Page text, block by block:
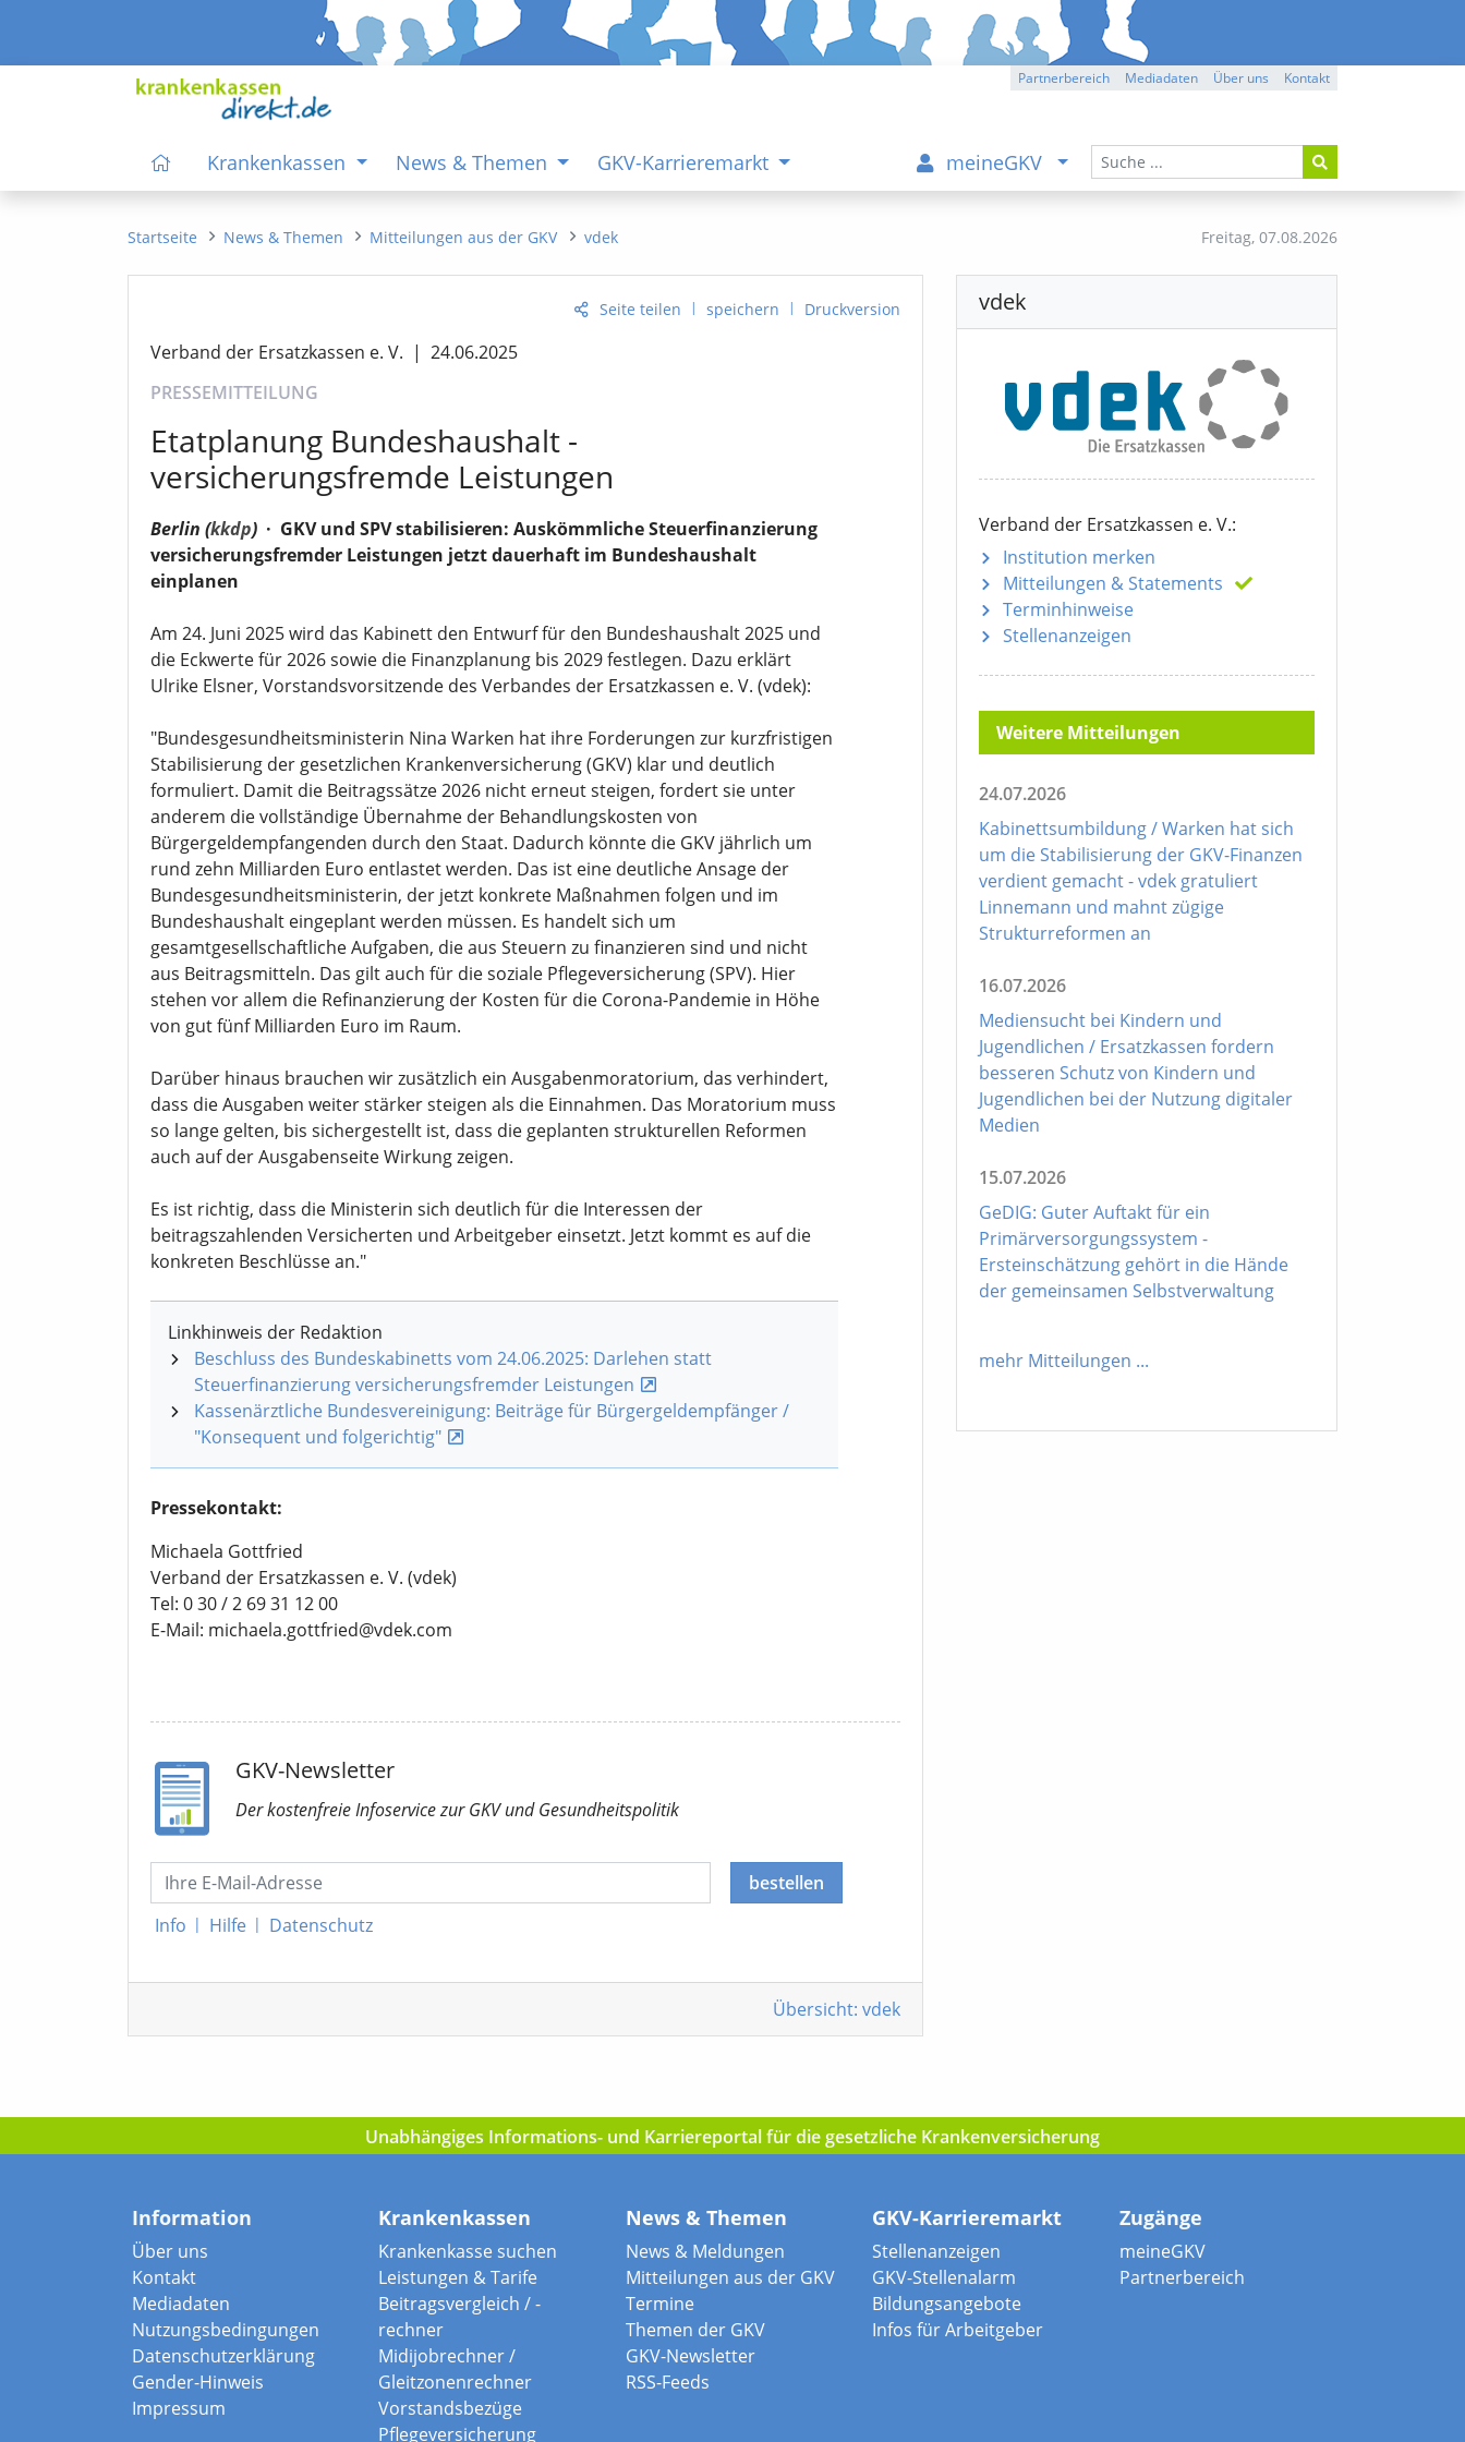
Partnerbereich Mediadaten Über uns Kontakt
Krankenkassen News & Themen GKV-Karrieremarkt meineGKV
Freitag, 07.08.2026
Startseite News & Themen Mitteilungen aus der GKV vdek
Seite teilen | speichern | Druckversion
Verband der Ersatzkassen e. V. | 24.06.2025
PRESSEMITTEILUNG
Etatplanung Bundeshaushalt -
versicherungsfremde Leistungen
Berlin (kkdp) · GKV und SPV stabilisieren: Auskömmliche Steuerfinanzierung
versicherungsfremder Leistungen jetzt dauerhaft im Bundeshaushalt
einplanen
Am 24. Juni 2025 wird das Kabinett den Entwurf für den Bundeshaushalt 2025 und
die Eckwerte für 2026 sowie die Finanzplanung bis 2029 festlegen. Dazu erklärt
Ulrike Elsner, Vorstandsvorsitzende des Verbandes der Ersatzkassen e. V. (vdek):
"Bundesgesundheitsministerin Nina Warken hat ihre Forderungen zur kurzfristigen
Stabilisierung der gesetzlichen Krankenversicherung (GKV) klar und deutlich
formuliert. Damit die Beitragssätze 2026 nicht erneut steigen, fordert sie unter
anderem die vollständige Übernahme der Behandlungskosten von
Bürgergeldempfangenden durch den Staat. Dadurch könnte die GKV jährlich um
rund zehn Milliarden Euro entlastet werden. Das ist eine deutliche Ansage der
Bundesgesundheitsministerin, der jetzt konkrete Maßnahmen folgen und im
Bundeshaushalt eingeplant werden müssen. Es handelt sich um
gesamtgesellschaftliche Aufgaben, die aus Steuern zu finanzieren sind und nicht
aus Beitragsmitteln. Das gilt auch für die soziale Pflegeversicherung (SPV). Hier
stehen vor allem die Refinanzierung der Kosten für die Corona-Pandemie in Höhe
von gut fünf Milliarden Euro im Raum.
Darüber hinaus brauchen wir zusätzlich ein Ausgabenmoratorium, das verhindert,
dass die Ausgaben weiter stärker steigen als die Einnahmen. Das Moratorium muss
so lange gelten, bis sichergestellt ist, dass die geplanten strukturellen Reformen
auch auf der Ausgabenseite Wirkung zeigen.
Es ist richtig, dass die Ministerin sich deutlich für die Interessen der
beitragszahlenden Versicherten und Arbeitgeber einsetzt. Jetzt kommt es auf die
konkreten Beschlüsse an."
Linkhinweis der Redaktion
Beschluss des Bundeskabinetts vom 24.06.2025: Darlehen statt
Steuerfinanzierung versicherungsfremder Leistungen
Kassenärztliche Bundesvereinigung: Beiträge für Bürgergeldempfänger /
"Konsequent und folgerichtig"
Pressekontakt:
Michaela Gottfried
Verband der Ersatzkassen e. V. (vdek)
Tel: 0 30 / 2 69 31 12 00
E-Mail: michaela.gottfried@vdek.com
GKV-Newsletter
Der kostenfreie Infoservicezur GKVund Gesundheitspolitik
Info | Hilfe | Datenschutz
bestellen
Übersicht: vdek
vdek
Verband der Ersatzkassen e. V.:
Institution merken
Mitteilungen & Statements
Terminhinweise
Stellenanzeigen
Weitere Mitteilungen
24.07.2026
Kabinettsumbildung / Warken hat sich
um die Stabilisierung der GKV-Finanzen
verdient gemacht - vdek gratuliert
Linnemann und mahnt zügige
Strukturreformen an
16.07.2026
Mediensucht bei Kindern und
Jugendlichen / Ersatzkassen fordern
besseren Schutz von Kindern und
Jugendlichen bei der Nutzung digitaler
Medien
15.07.2026
GeDIG: Guter Auftakt für ein
Primärversorgungssystem -
Ersteinschätzung gehört in die Hände
der gemeinsamen Selbstverwaltung
mehr Mitteilungen ...
Unabhängiges Informations- und Karriereportal für die gesetzliche Krankenversicherung
Information
Über uns
Kontakt
Mediadaten
Nutzungsbedingungen
Datenschutzerklärung
Gender-Hinweis
Impressum
Krankenkassen
Krankenkasse suchen
Leistungen & Tarife
Beitragsvergleich / -
rechner
Midijobrechner /
Gleitzonenrechner
Vorstandsbezüge
Pflegeversicherung
News & Themen
News & Meldungen
Mitteilungen aus der GKV
Termine
Themen der GKV
GKV-Newsletter
RSS-Feeds
GKV-Karrieremarkt
Stellenanzeigen
GKV-Stellenalarm
Bildungsangebote
Infos für Arbeitgeber
Zugänge
meineGKV
Partnerbereich